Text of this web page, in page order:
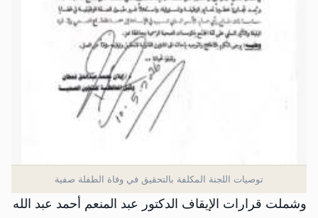
توصيات اللجنة المكلفة بالتحقيق في وفاة الطفلة صفية
وشملت قرارات الإيقاف الدكتور عبد المنعم أحمد عبد الله